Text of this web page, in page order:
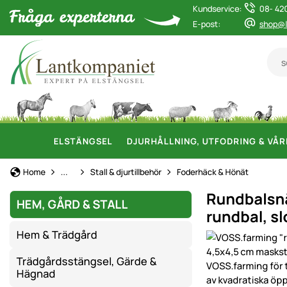
Kundservice:
08-
E-post:
ELSTÄNGSEL DJURHÅLLNING, UTFODRING &
Home Hem, gård & stall
... Stall & djurtillbehör Foderhäck & Hönät
HEM, GÅRD & STALL
Hem & Trädgård
Trädgårdsstängsel, Gärde &
Hägnad
rundbal,
Produktgaleri